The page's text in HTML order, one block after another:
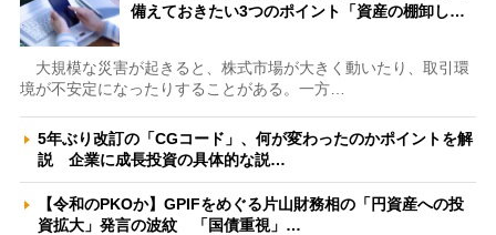
備えておきたい3つのポイント「資産の棚卸し…
大規模な災害が起きると、株式市場が大きく動いたり、取引環
境が不安定になったりすることがある。一方…
5年ぶり改訂の「CGコード」、何が変わったのかポイントを解
説 企業に成長投資の具体的な説…
【令和のPKOか】GPIFをめぐる片山財務相の「円資産への投
資拡大」発言の波紋 「国債重視」…